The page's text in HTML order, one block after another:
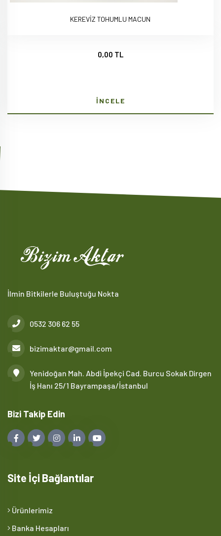
KEREVİZ TOHUMLU MACUN
0,00 TL
İNCELE
İlmin Bitkilerle Buluştuğu Nokta
0532 306 62 55
bizimaktar@gmail.com
Yenidoğan Mah. Abdi İpekçi Cad. Burcu Sokak Dirgen
İş Hanı 25/1 Bayrampaşa/İstanbul
Bizi Takip Edin
Site İçi Bağlantılar
Ürünlerimiz
Banka Hesapları